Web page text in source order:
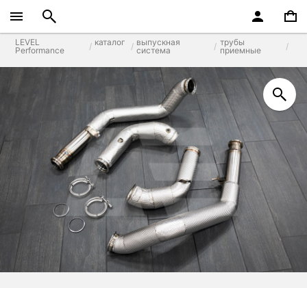
LEVEL
Performance
каталог
выпускная
система
трубы
приемные